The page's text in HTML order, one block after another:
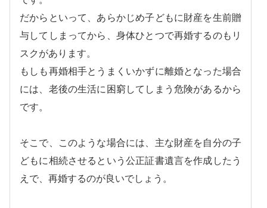
だからといって、あらかじめ子どもに財産を生前贈
与してしまってから、身体ひとつで再婚するのもリ
スクがあります。
もしも再婚相手とうまくいかずに離婚となった場合
には、老後の生活に困窮してしまう危険があるから
です。
そこで、このような場合には、主な財産を自分の子
どもに相続させるという公正証書遺言を作成したう
えで、再婚するのが良いでしょう。